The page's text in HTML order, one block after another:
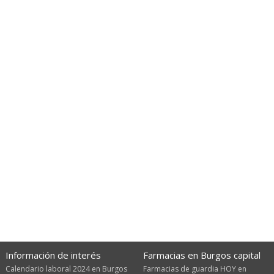
Información de interés
Calendario laboral 2024 en Burgos
Farmacias en Burgos capital
Farmacias de guardia HOY en